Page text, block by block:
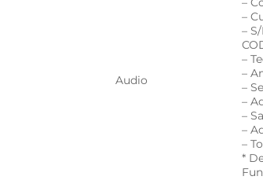
Audio
–
–
–
–
–
–
–
–
–
*